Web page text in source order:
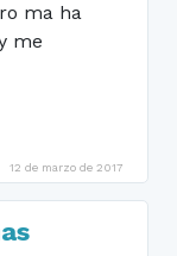
ma ha
me
12 de marzo de 2017